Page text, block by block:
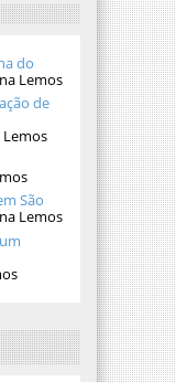
do
Lemos
de
São
Lemos